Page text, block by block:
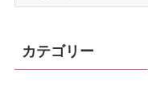
ブ
カテゴリー